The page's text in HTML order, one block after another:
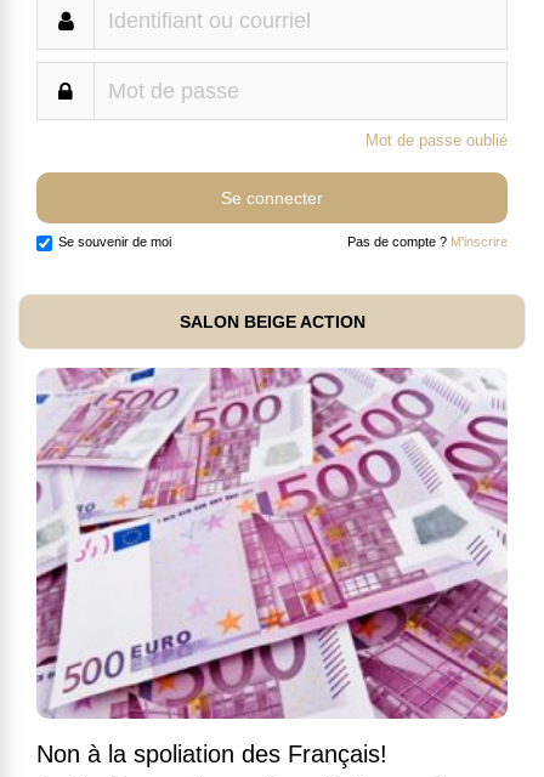
Mot de passe oublié
Se souvenir de moi Pas de compte ? M'inscrire
SALON BEIGE ACTION
Non à la spoliation des Français!